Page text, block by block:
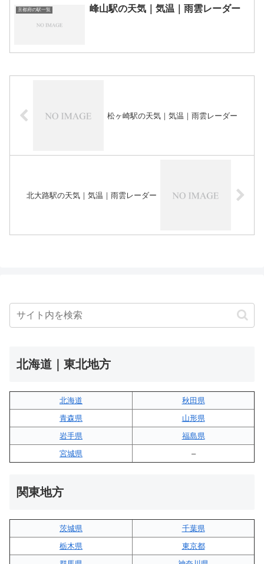
京都府の駅一覧 峰山駅の天気｜気温｜雨雲レーダー
松ヶ崎駅の天気｜気温｜雨雲レーダー
北大路駅の天気｜気温｜雨雲レーダー
北海道｜東北地方
北海道
秋田県
青森県
山形県
岩手県
福島県
宮城県
–
関東地方
茨城県
千葉県
栃木県
東京都